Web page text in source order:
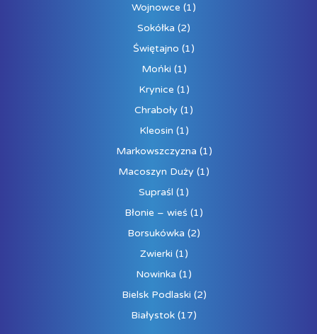
Wojnowce (1)
Sokółka (2)
Świętajno (1)
Mońki (1)
Krynice (1)
Chraboły (1)
Kleosin (1)
Markowszczyzna (1)
Macoszyn Duży (1)
Supraśl (1)
Błonie – wieś (1)
Borsukówka (2)
Zwierki (1)
Nowinka (1)
Bielsk Podlaski (2)
Białystok (17)